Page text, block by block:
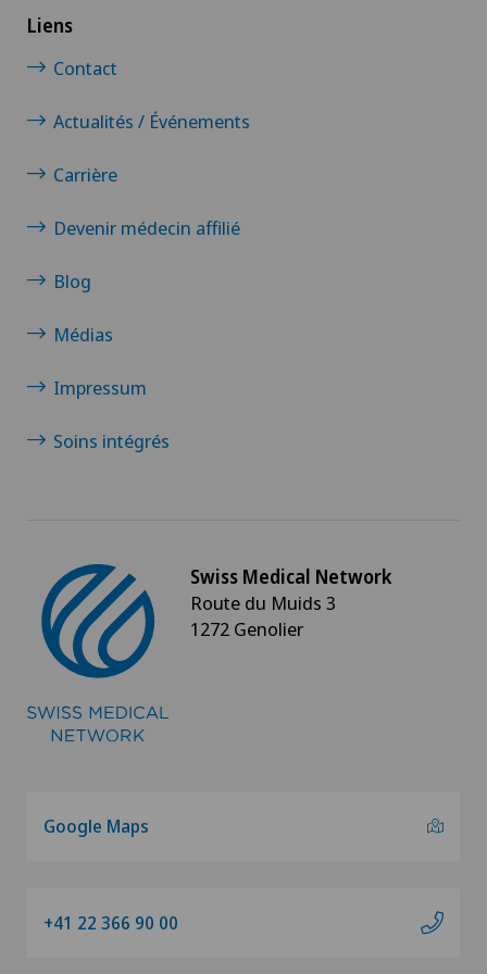
Chirurgie de la thyroïde (chirurgie
Chirurgie de l’épaule
Chirurgie de l’intestin grêle
Chirurgie des paupières
Chirurgie du côlon
Chirurgie du coude
Chirurgie du genou
Chirurgie gastrique
Chirurgie générale
Chirurgie hépatobiliaire (chirurgie du foie)
Chirurgie oncologique
Chirurgie orale
Liens
Contact
Actualités / Événements
Carrière
Devenir médecin affilié
Blog
Médias
Impressum
Soins intégrés
Swiss Medical Network
Route du Muids 3
1272 Genolier
Google Maps
+41 22 366 90 00